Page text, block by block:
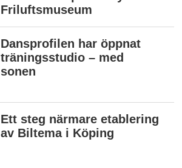
Friluftsmuseum
Dansprofilen har öppnat
träningsstudio – med
sonen
Ett steg närmare etablering
av Biltema i Köping